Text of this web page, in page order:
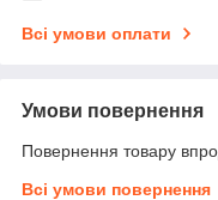
Всі умови оплати
Умови повернення
Повернення товару
Всі умови повернення